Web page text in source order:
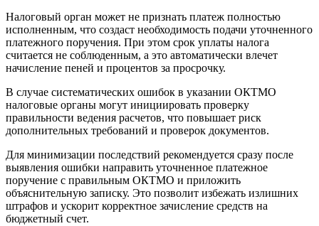
Налоговый орган может не признать платеж полностью
исполненным, что создаст необходимость подачи уточненного
платежного поручения. При этом срок уплаты налога
считается не соблюденным, а это автоматически влечет
начисление пеней и процентов за просрочку.
В случае систематических ошибок в указании ОКТМО
налоговые органы могут инициировать проверку
правильности ведения расчетов, что повышает риск
дополнительных требований и проверок документов.
Для минимизации последствий рекомендуется сразу после
выявления ошибки направить уточненное платежное
поручение с правильным ОКТМО и приложить
объяснительную записку. Это позволит избежать излишних
штрафов и ускорит корректное зачисление средств на
бюджетный счет.